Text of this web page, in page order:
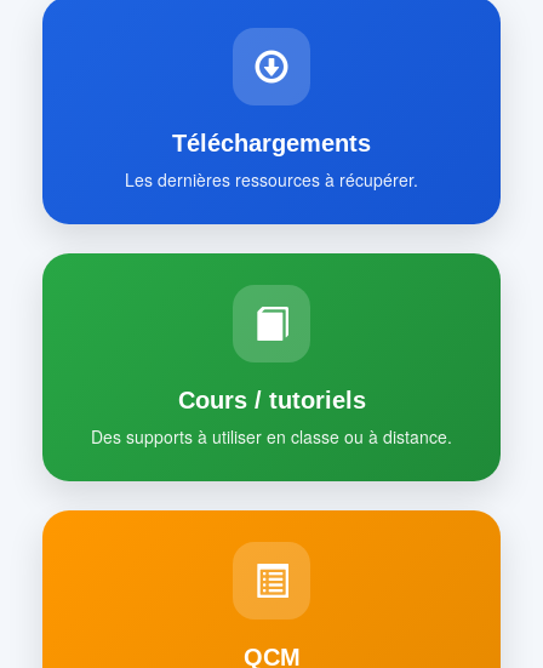
Téléchargements
Les dernières ressources à récupérer.
Cours / tutoriels
Des supports à utiliser en classe ou à distance.
QCM